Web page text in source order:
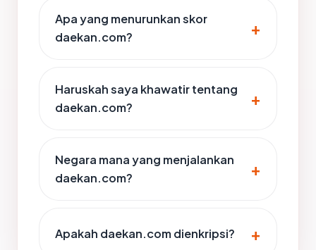
Apa yang menurunkan skor
daekan.com?
Haruskah saya khawatir tentang
daekan.com?
Negara mana yang menjalankan
daekan.com?
Apakah daekan.com dienkripsi?